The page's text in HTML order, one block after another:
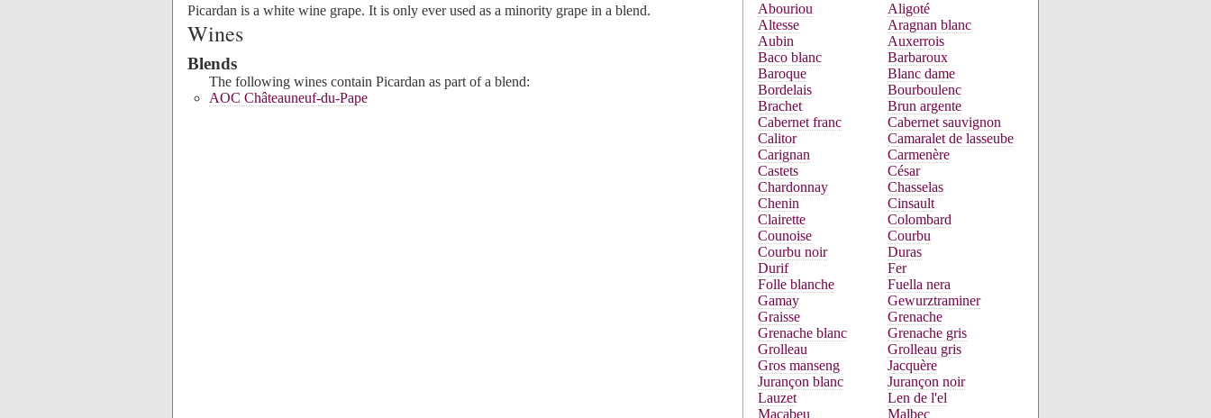
Picardan is a white wine grape. It is only ever used as a minority grape in a blend.
Wines
Blends
The following wines contain Picardan as part of a blend:
AOC Châteauneuf-du-Pape
Abouriou
Aligoté
Altesse
Aragnan blanc
Aubin
Auxerrois
Baco blanc
Barbaroux
Baroque
Blanc dame
Bordelais
Bourboulenc
Brachet
Brun argente
Cabernet franc
Cabernet sauvignon
Calitor
Camaralet de lasseube
Carignan
Carmenère
Castets
César
Chardonnay
Chasselas
Chenin
Cinsault
Clairette
Colombard
Counoise
Courbu
Courbu noir
Duras
Durif
Fer
Folle blanche
Fuella nera
Gamay
Gewurztraminer
Graisse
Grenache
Grenache blanc
Grenache gris
Grolleau
Grolleau gris
Gros manseng
Jacquère
Jurançon blanc
Jurançon noir
Lauzet
Len de l'el
Macabeu
Malbec